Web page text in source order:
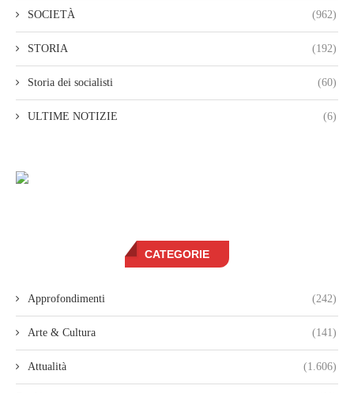
SOCIETÀ (962)
STORIA (192)
Storia dei socialisti (60)
ULTIME NOTIZIE (6)
CATEGORIE
Approfondimenti (242)
Arte & Cultura (141)
Attualità (1.606)